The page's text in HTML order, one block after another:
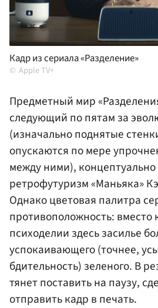
Кадр из сериала «Разделение»
Apple TV+
Предметный мир
следующий по пятам за
(изначально поднятые
опускаются по мере
между ними),
ретрофутуризм «Маньяка»
Однако цветовая палитра
противоположность: вместо
психоделии здесь засилье
успокаивающего (точнее,
бдительность) зеленого. В
тянет поставить на паузу,
отправить кадр в печать.